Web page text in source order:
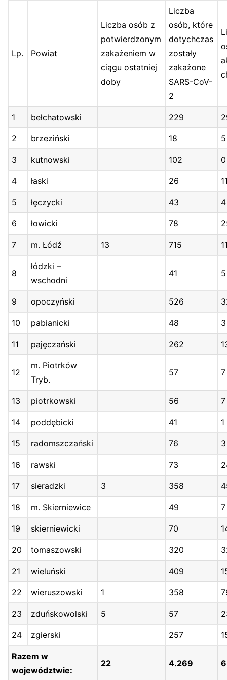
Lp. Powiat
Liczba osób z
potwierdzonym
zakażeniem w
ciągu ostatniej
doby
Liczba
osób, które
dotychczas
zostały
zakażone
SARS-CoV-
2
1 bełchatowski 229
2 brzeziński 18 5
3 kutnowski 102 0
4 łaski 26
5 łęczycki 43 4
6 łowicki 78
7 m. Łódź 13 715
8
łódzki –
wschodni
41 5
9 opoczyński 526
10 pabianicki 48 3
11 pajęczański 262
12
m. Piotrków
Tryb.
57 7
13 piotrkowski 56 7
14 poddębicki 41 1
15 radomszczański 76 3
16 rawski 73
17 sieradzki 3 358
18 m. Skierniewice 49 7
19 skierniewicki 70
20 tomaszowski 320
21 wieluński 409
22 wieruszowski 1 358
23 zduńskowolski 5 57
24 zgierski 257
Razem w
województwie:
22 4.269